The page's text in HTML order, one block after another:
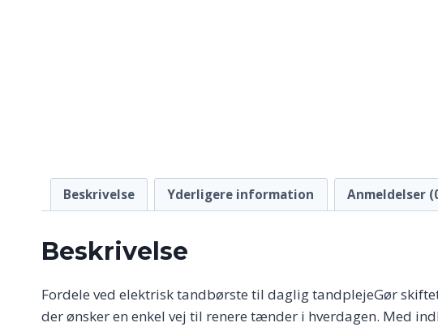
Beskrivelse Yderligere information Anmeldelser
Beskrivelse
Fordele ved elektrisk tandbørste til daglig tandplejeGør
der ønsker en enkel vej til renere tænder i hverdagen. Med